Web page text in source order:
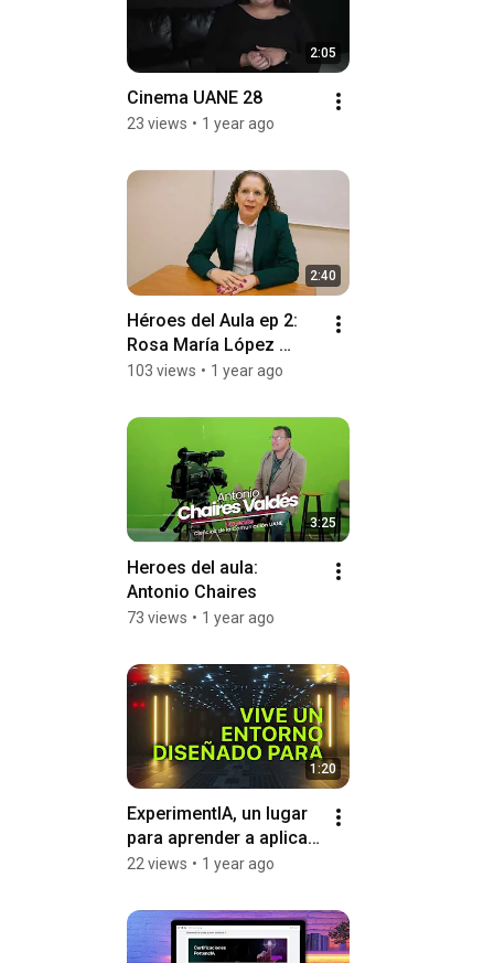
2:05
Cinema UANE 28
23 views • 1 year ago
2:40
Héroes del Aula ep 2:
Rosa María López
Villarreal
103 views • 1 year ago
3:25
Heroes del aula:
Antonio Chaires
73 views • 1 year ago
1:20
ExperimentIA, un lugar
para aprender a aplicar
la IA en el mundo real.
22 views • 1 year ago